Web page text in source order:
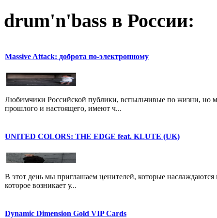
drum'n'bass в России:
Massive Attack: доброта по-электронному
Любимчики Российской публики, вспыльчивые по жизни, но
прошлого и настоящего, имеют ч...
UNITED COLORS: THE EDGE feat. KLUTE (UK)
В этот день мы приглашаем ценителей, которые
которое возникает у...
Dynamic Dimension Gold VIP Cards